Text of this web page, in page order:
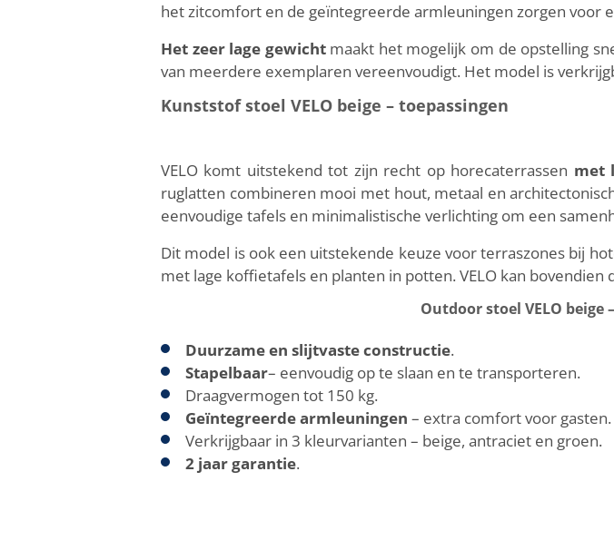
het zitcomfort en de geïntegreerde armleuningen zorgen voor
Het zeer lage gewichtmaakt het mogelijk om de opstelling
van meerdere exemplaren vereenvoudigt. Het model is
Kunststof stoel VELO beige – toepassingen
VELO komt uitstekend tot zijn recht op horecaterrassen met
ruglatten combineren mooi met hout, metaal en
eenvoudige tafels en minimalistische verlichting om een
Dit model is ook een uitstekende keuze voor terraszones bij
met lage koffietafels en planten in potten. VELO kan
Outdoor stoel VELO
Duurzame en slijtvaste constructie.
Stapelbaar– eenvoudig op te slaan en te transporteren.
Draagvermogen tot 150 kg.
Geïntegreerde armleuningen – extra comfort voor gasten.
Verkrijgbaar in 3 kleurvarianten – beige, antraciet en groen.
2 jaar garantie.